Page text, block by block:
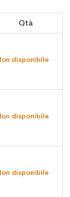
Qtà
disponibile
disponibile
disponibile